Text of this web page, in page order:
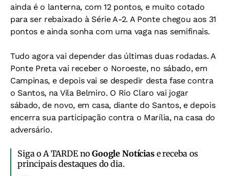
ainda é o lanterna, com 12 pontos, e muito cotado
para ser rebaixado à Série A-2. A Ponte chegou aos 31
pontos e ainda sonha com uma vaga nas semifinais.
Tudo agora vai depender das últimas duas rodadas. A
Ponte Preta vai receber o Noroeste, no sábado, em
Campinas, e depois vai se despedir desta fase contra
o Santos, na Vila Belmiro. O Rio Claro vai jogar
sábado, de novo, em casa, diante do Santos, e depois
encerra sua participação contra o Marília, na casa do
adversário.
Siga o A TARDE noGoogle Notíciase receba os
principais destaques do dia.